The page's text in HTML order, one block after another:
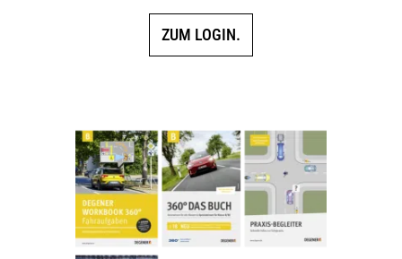
ZUM LOGIN.